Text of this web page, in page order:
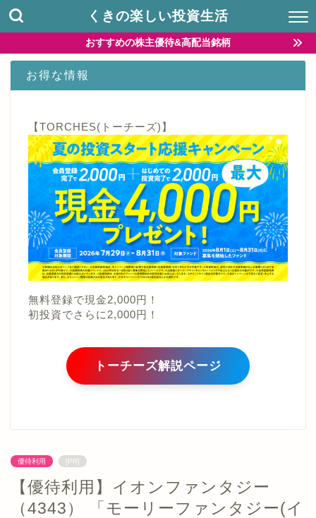
くきの楽しい投資生活
おすすめの株主優待&高配当銘柄
お得な情報
【TORCHES(トーチーズ)】
無料登録で現金2,000円！
初投資でさらに2,000円！
トーチーズ解説ページ
優待利用 [PR]
【優待利用】イオンファンタジー
（4343） 「モーリーファンタジー(イ